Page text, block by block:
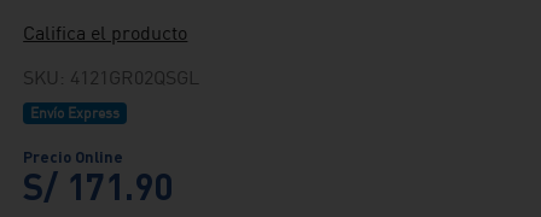
Califica el producto
SKU : 4121GR02QSGL
Envío Express
S/ 171.90